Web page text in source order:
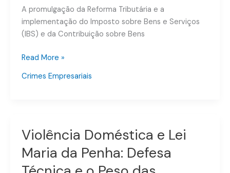
A promulgação da Reforma Tributária e a
implementação do Imposto sobre Bens e Serviços
(IBS) e da Contribuição sobre Bens
Read More »
Crimes Empresariais
Violência Doméstica e Lei
Maria da Penha: Defesa
Violência
e
Lei